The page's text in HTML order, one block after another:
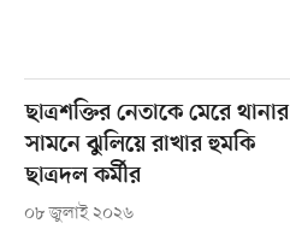
ছাত্রশক্তির নেতাকে মেরে থানার
সামনে ঝুলিয়ে রাখার হুমকি
ছাত্রদল কর্মীর
০৮ জুলাই ২০২৬